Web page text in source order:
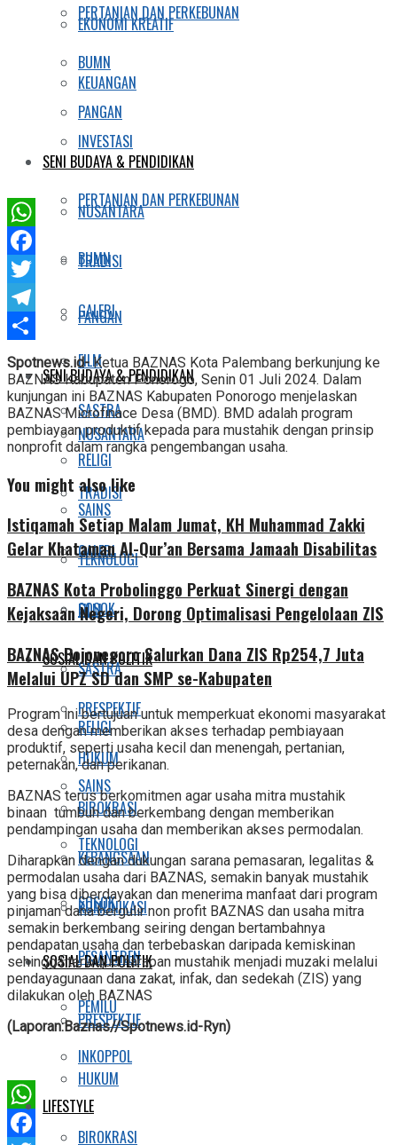
PERTANIAN DAN PERKEBUNAN
BUMN
PANGAN
SENI BUDAYA & PENDIDIKAN
NUSANTARA
TRADISI
GALERI
FILM
SASTRA
RELIGI
SAINS
TEKNOLOGI
SOSOK
SOSIAL DAN POLITIK
PRESPEKTIF
HUKUM
BIROKRASI
KEBANGSAAN
KOMUNIKASI
PESANTREN
PEMILU
INKOPPOL
LIFESTYLE
EKONOMI KREATIF
KEUANGAN
INVESTASI
PERTANIAN DAN PERKEBUNAN
BUMN
PANGAN
SENI BUDAYA & PENDIDIKAN
NUSANTARA
TRADISI
GALERI
FILM
SASTRA
RELIGI
SAINS
TEKNOLOGI
SOSOK
SOSIAL DAN POLITIK
PRESPEKTIF
HUKUM
BIROKRASI
WhatsApp
Facebook
Twitter
Telegram
Share
Spotnews.id-Ketua BAZNAS Kota Palembang berkunjung ke
BAZNAS Kabupaten Ponorogo, Senin 01 Juli 2024. Dalam
kunjungan ini BAZNAS Kabupaten Ponorogo menjelaskan
BAZNAS Microfinace Desa (BMD). BMD adalah program
pembiayaan produktif kepada para mustahik dengan prinsip
nonprofit dalam rangka pengembangan usaha.
You might also like
Istiqamah Setiap Malam Jumat, KH Muhammad Zakki
Gelar Khataman Al-Qur’an Bersama Jamaah Disabilitas
BAZNAS Kota Probolinggo Perkuat Sinergi dengan
Kejaksaan Negeri, Dorong Optimalisasi Pengelolaan ZIS
BAZNAS Bojonegoro Salurkan Dana ZIS Rp254,7 Juta
Melalui UPZ SD dan SMP se-Kabupaten
Program ini bertujuan untuk memperkuat ekonomi masyarakat
desa dengan memberikan akses terhadap pembiayaan
produktif, seperti usaha kecil dan menengah, pertanian,
peternakan, dan perikanan.
BAZNAS terus berkomitmen agar usaha mitra mustahik
binaan tumbuh dan berkembang dengan memberikan
pendampingan usaha dan memberikan akses permodalan.
Diharapkan dengan dukungan sarana pemasaran, legalitas &
permodalan usaha dari BAZNAS, semakin banyak mustahik
yang bisa diberdayakan dan menerima manfaat dari program
pinjaman dana bergulir non profit BAZNAS dan usaha mitra
semakin berkembang seiring dengan bertambahnya
pendapatan usaha dan terbebaskan daripada kemiskinan
sehingga terwujud harapan mustahik menjadi muzaki melalui
pendayagunaan dana zakat, infak, dan sedekah (ZIS) yang
dilakukan oleh BAZNAS
(Laporan:Baznas//Spotnews.id-Ryn)
WhatsApp